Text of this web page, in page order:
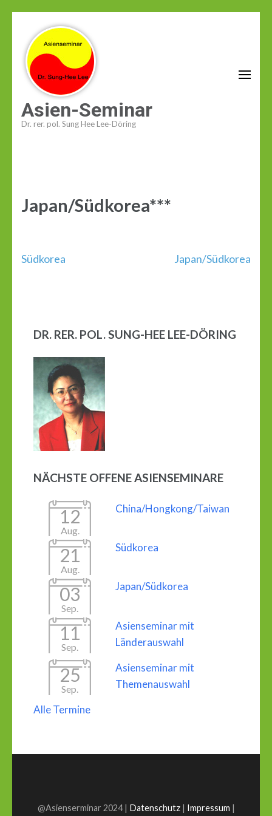
Inhalt
springen
(Enter
drücken)
Asien-Seminar
Dr. rer. pol. Sung Hee Lee-Döring
Japan/Südkorea***
Beitragsnavigation
Südkorea Japan/Südkorea
DR. RER. POL. SUNG-HEE LEE-DÖRING
NÄCHSTE OFFENE ASIENSEMINARE
12
Aug.
China/Hongkong/Taiwan
21
Aug.
Südkorea
03
Sep.
Japan/Südkorea
11
Sep.
Asienseminar mit
Länderauswahl
25
Sep.
Asienseminar mit
Themenauswahl
Alle Termine
@Asienserminar 2024 | Datenschutz| Impressum |